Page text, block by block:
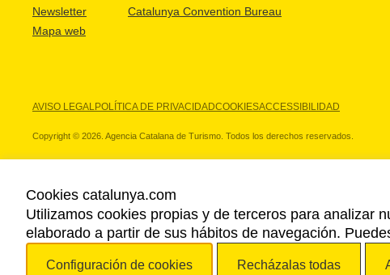
Newsletter
Mapa web
Catalunya Convention Bureau
AVISO LEGALPOLÍTICA DE PRIVACIDADCOOKIESACCESSIBILIDAD
Copyright © 2026. Agencia Catalana de Turismo. Todos los derechos reservados.
NUESTROS PARTNERS
Cookies catalunya.com
Utilizamos cookies propias y de terceros para analizar
elaborado a partir de sus hábitos de navegación.
Configuración de cookies Recházalas todas